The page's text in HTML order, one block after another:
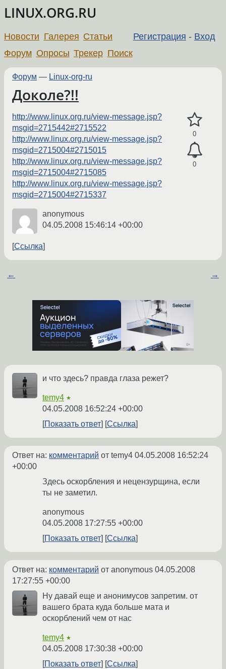
LINUX.ORG.RU
Регистрация - Вход
Новости Галерея Статьи
Форум Опросы Трекер Поиск
Форум — Linux-org-ru
Доколе?!!
0
0
http://www.linux.org.ru/view-message.jsp?
msgid=2715442#2715522
http://www.linux.org.ru/view-message.jsp?
msgid=2715004#2715015
http://www.linux.org.ru/view-message.jsp?
msgid=2715004#2715085
http://www.linux.org.ru/view-message.jsp?
msgid=2715004#2715337
anonymous
04.05.2008 15:46:14 +00:00
Ссылка
← →
и что здесь? правда глаза режет?
temy4 ★
04.05.2008 16:52:24 +00:00
Показать ответ
Ссылка
Ответ на: комментарий от temy4 04.05.2008 16:52:24
+00:00
Здесь оскорбления и нецензурщина, если
ты не заметил.
anonymous
04.05.2008 17:27:55 +00:00
Показать ответ
Ссылка
Ответ на: комментарий от anonymous 04.05.2008
17:27:55 +00:00
Ну давай еще и анонимусов запретим. от
вашего брата куда больше мата и
оскорблений чем от нас
temy4 ★
04.05.2008 17:30:38 +00:00
Показать ответ
Ссылка